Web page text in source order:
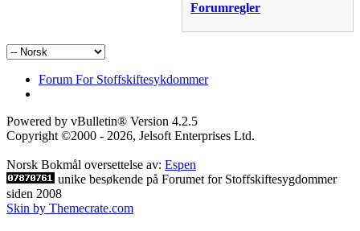
Forumregler
Forum For Stoffskiftesykdommer
Powered by vBulletin® Version 4.2.5
Copyright ©2000 - 2026, Jelsoft Enterprises Ltd.
Norsk Bokmål oversettelse av: Espen
unike besøkende på Forumet for Stoffskiftesygdommer
siden 2008
Skin by Themecrate.com